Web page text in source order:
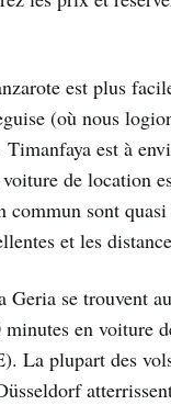
est plus
(où nous
est à
de location
commun sont
et les
Geria se trouvent
en voiture
La plupart des